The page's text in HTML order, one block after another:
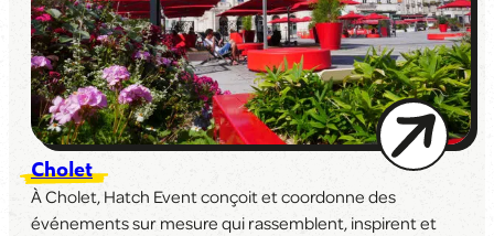
Cholet
À Cholet, Hatch Event conçoit et coordonne des
événements sur mesure qui rassemblent, inspirent et